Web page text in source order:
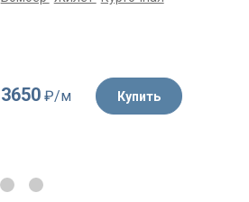
3650₽/м Купить